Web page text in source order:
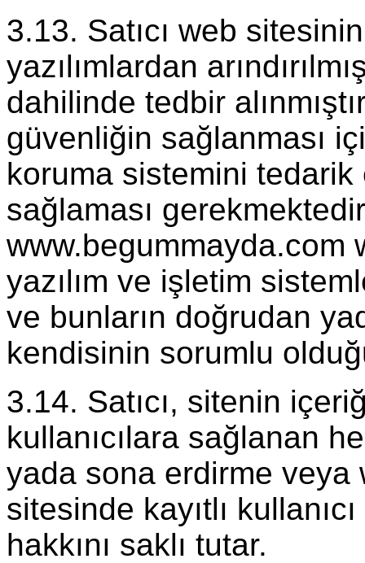
3.13. Satıcı web
yazılımlardan
dahilinde tedbir
güvenliğin sağlanması
koruma sistemini
sağlaması
www.begummayda.com
yazılım ve işletim
ve bunların doğrudan
kendisinin sorumlu
3.14. Satıcı, sitenin
kullanıcılara sağlanan
yada sona erdirme veya
sitesinde kayıtlı
hakkını saklı tutar.